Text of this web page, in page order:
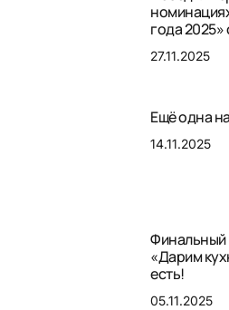
года 2025»
27.11.2025
Ещё одна
14.11.2025
Финальный
«Дарим
есть!
05.11.2025